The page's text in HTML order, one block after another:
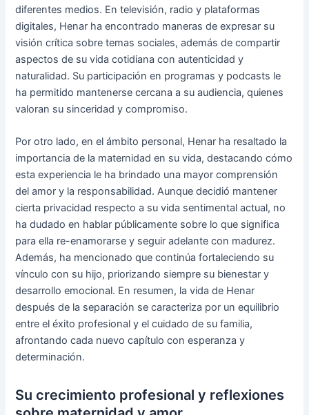
diferentes medios. En televisión, radio y plataformas
digitales, Henar ha encontrado maneras de expresar su
visión crítica sobre temas sociales, además de compartir
aspectos de su vida cotidiana con autenticidad y
naturalidad. Su participación en programas y podcasts le
ha permitido mantenerse cercana a su audiencia, quienes
valoran su sinceridad y compromiso.
Por otro lado, en el ámbito personal, Henar ha resaltado la
importancia de la maternidad en su vida, destacando cómo
esta experiencia le ha brindado una mayor comprensión
del amor y la responsabilidad. Aunque decidió mantener
cierta privacidad respecto a su vida sentimental actual, no
ha dudado en hablar públicamente sobre lo que significa
para ella re-enamorarse y seguir adelante con madurez.
Además, ha mencionado que continúa fortaleciendo su
vínculo con su hijo, priorizando siempre su bienestar y
desarrollo emocional. En resumen, la vida de Henar
después de la separación se caracteriza por un equilibrio
entre el éxito profesional y el cuidado de su familia,
afrontando cada nuevo capítulo con esperanza y
determinación.
Su crecimiento profesional y reflexiones